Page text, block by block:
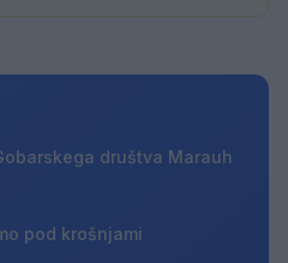
društva Marauh
pod krošnjami